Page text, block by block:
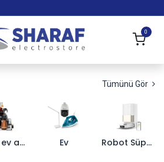
0
Tümünü Gör
Küçük ev aletleri Ev Robot Süpürgeler